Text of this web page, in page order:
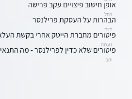
אופן חישוב פיצויים עקב פרישה
רחל
הבהרות על העסקת פרילנסר
דויד
פיטורים מחברת הייטק אחרי בקשת
נעמה
פיטורים שלא כדין לפרילנסר - מה
יהב